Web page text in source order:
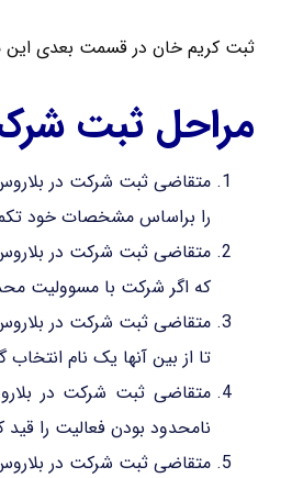
ثبت کریم خان در قسمت بعدی این
مراحل ثبت
متقاضی ثبت شرکت در
را براساس مشخصات خود
متقاضی ثبت شرکت در
که اگر شرکت با مسوولیت
متقاضی ثبت شرکت در بلاروس
تا از بین آنها یک نام انتخاب
متقاضی ثبت شرکت در
نامحدود بودن فعالیت را قید
متقاضی ثبت شرکت در